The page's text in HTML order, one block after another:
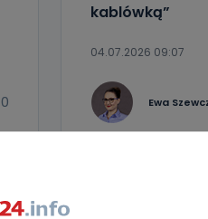
0
kablówką”
04.07.2026 09:07
Ewa